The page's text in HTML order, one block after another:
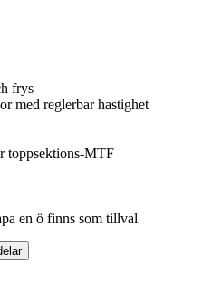
frys
med reglerbar hastighet
toppsektions-MTF
en ö finns som tillval